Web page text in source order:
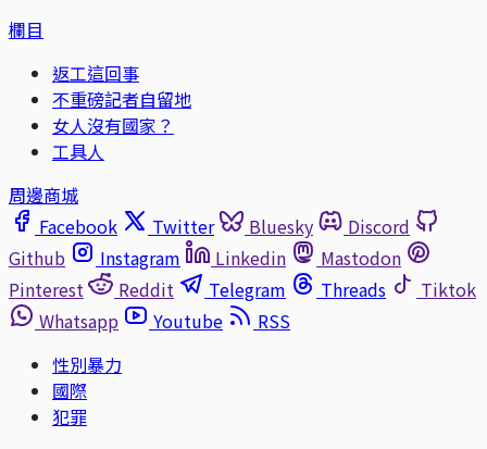
欄目
返工這回事
不重磅記者自留地
女人沒有國家？
工具人
周邊商城
Facebook
Twitter Bluesky
Discord
Github
Instagram Linkedin
Mastodon
Pinterest
Reddit Telegram Threads
Tiktok
Whatsapp
Youtube
RSS
性別暴力
國際
犯罪